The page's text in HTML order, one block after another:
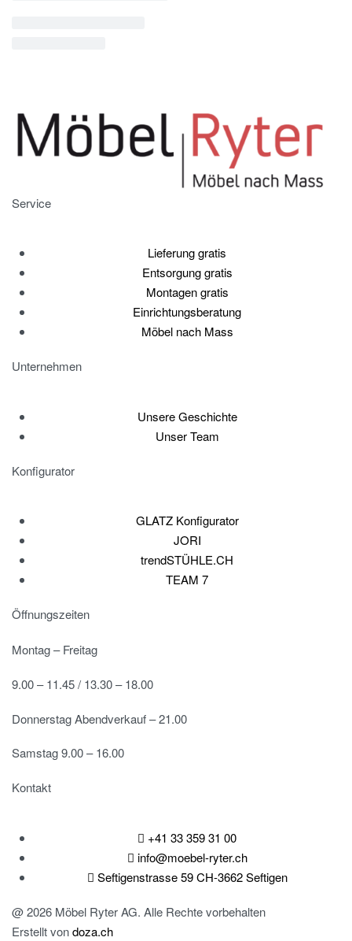
Service
Lieferung gratis
Entsorgung gratis
Montagen gratis
Einrichtungsberatung
Möbel nach Mass
Unternehmen
Unsere Geschichte
Unser Team
Konfigurator
GLATZ Konfigurator
JORI
trendSTÜHLE.CH
TEAM 7
Öffnungszeiten
Montag – Freitag
9.00 – 11.45 / 13.30 – 18.00
Donnerstag Abendverkauf – 21.00
Samstag 9.00 – 16.00
Kontakt
+41 33 359 31 00
info@moebel-ryter.ch
Seftigenstrasse 59 CH-3662 Seftigen
@ 2026 Möbel Ryter AG. Alle Rechte vorbehalten
Erstellt vondoza.ch